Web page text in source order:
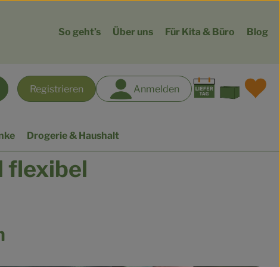
So geht’s Über uns Für Kita & Büro Blog
Registrieren Anmelden
Drogerie & Haushalt
flexibel